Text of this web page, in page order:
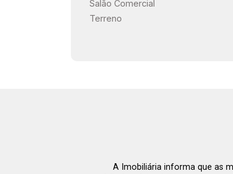
Salão Comercial
Terreno
A Imobiliária informa que as